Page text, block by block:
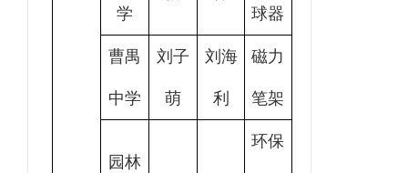
学 球器
曹禺
中学
刘子
萌
刘海
利
磁力
笔架
园林
环保